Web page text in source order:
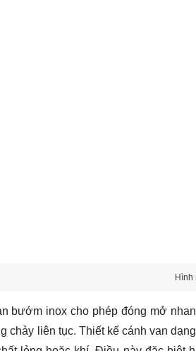
Hình
bướm inox cho phép đóng mở
chảy liên tục. Thiết kế cánh van